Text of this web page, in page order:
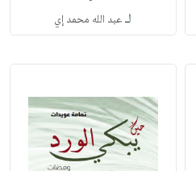
لـعبد الله محمد إي